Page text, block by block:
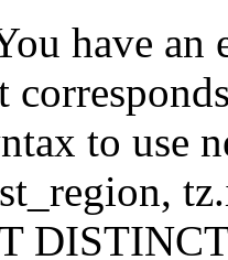
have
to use